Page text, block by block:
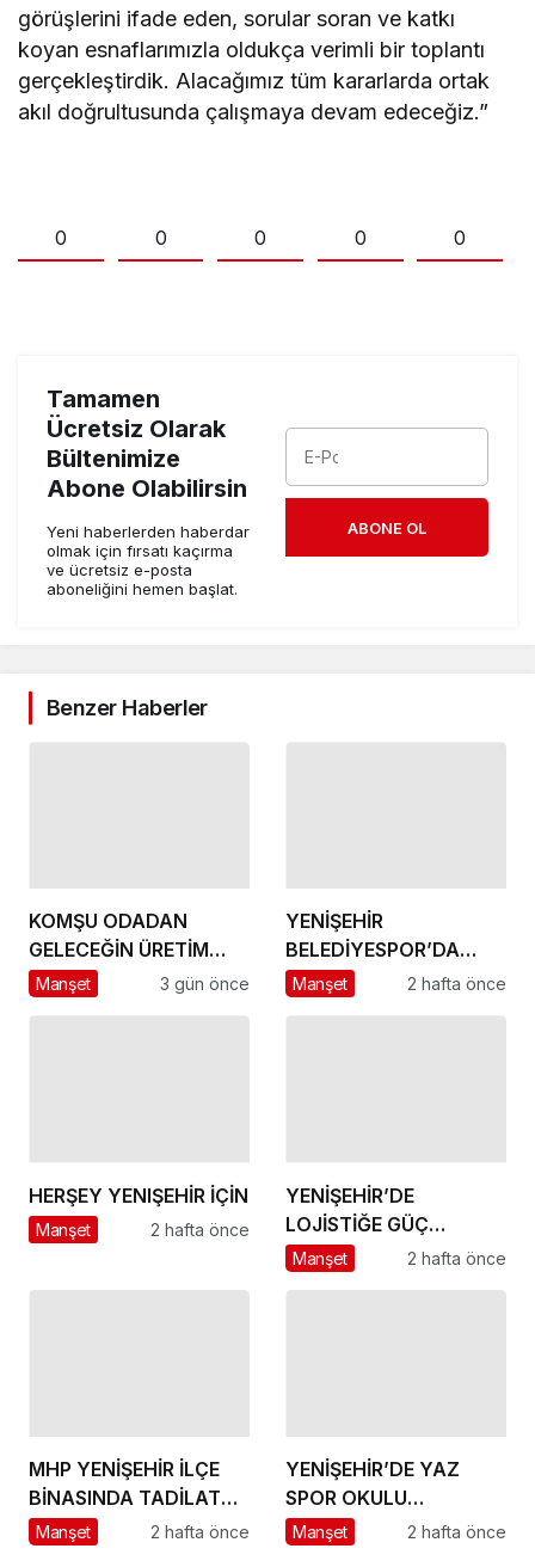
görüşlerini ifade eden, sorular soran ve katkı
koyan esnaflarımızla oldukça verimli bir toplantı
gerçekleştirdik. Alacağımız tüm kararlarda ortak
akıl doğrultusunda çalışmaya devam edeceğiz.”
0 0 0 0 0
Tamamen
Ücretsiz Olarak
Bültenimize
Abone Olabilirsin
Yeni haberlerden haberdar
olmak için fırsatı kaçırma
ve ücretsiz e-posta
aboneliğini hemen başlat.
ABONE OL
Benzer Haberler
KOMŞU ODADAN
GELECEĞİN ÜRETİM
ÜSSÜ YESAN’A
Manşet 3 gün önce
YENİŞEHİR
BELEDİYESPOR’DA
GÜÇLÜ YÖNETİM,
Manşet 2 hafta önce
HERŞEY YENIŞEHİR İÇİN
Manşet 2 hafta önce
YENİŞEHİR’DE
LOJİSTİĞE GÜÇ
KATACAK ADIM
Manşet 2 hafta önce
MHP YENİŞEHİR İLÇE
BİNASINDA TADİLAT
BAŞLADI
Manşet 2 hafta önce
YENİŞEHİR’DE YAZ
SPOR OKULU
HEYECANI BAŞLADI
Manşet 2 hafta önce